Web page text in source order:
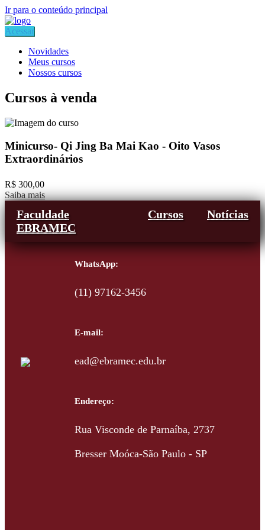
Ir para o conteúdo principal
Acessar
Novidades
Meus cursos
Nossos cursos
Cursos à venda
Minicurso- Qi Jing Ba Mai Kao - Oito Vasos
Extraordinários
R$ 300,00
Saiba mais
Faculdade
EBRAMEC
Cursos Notícias
WhatsApp:
(11) 97162-3456
E-mail:
ead@ebramec.edu.br
Endereço:
Rua Visconde de Parnaíba, 2737
Bresser Moóca-São Paulo - SP